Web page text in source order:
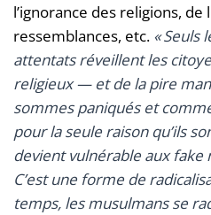
l’ignorance des religions,
ressemblances, etc. « Seuls
attentats réveillent les
religieux — et de la pire
sommes paniqués et
pour la seule raison qu’ils
devient vulnérable aux fake
C’est une forme de
temps, les musulmans se